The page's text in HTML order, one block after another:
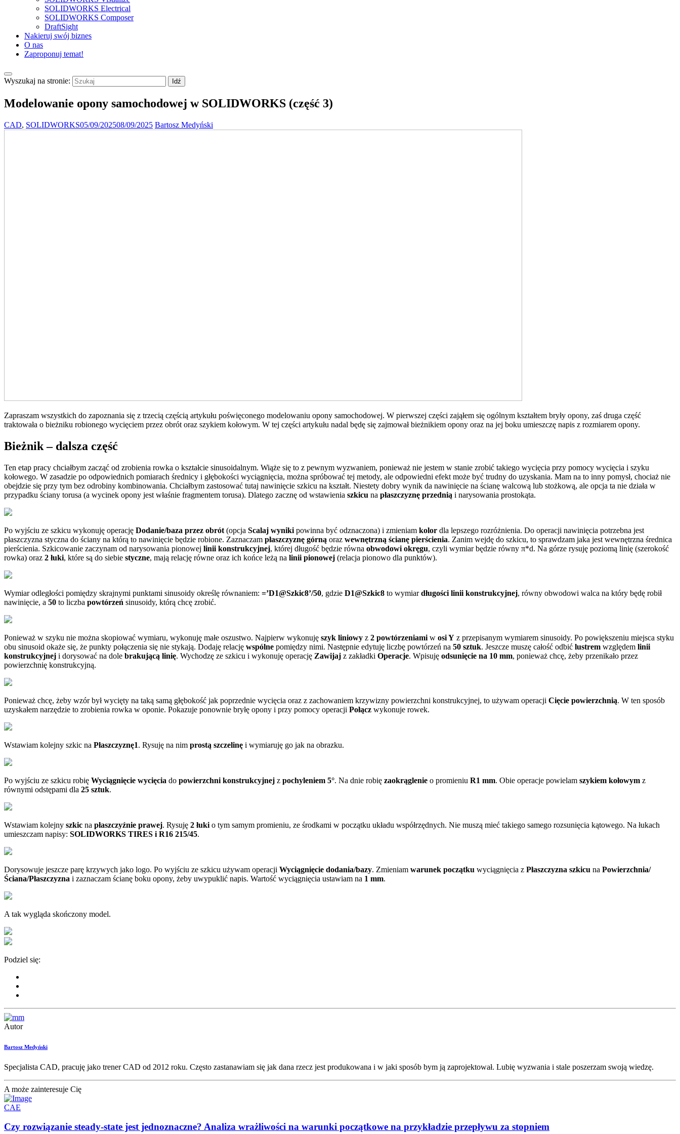
SOLIDWORKS Electrical
SOLIDWORKS Composer
DraftSight
Nakieruj swój biznes
O nas
Zaproponuj temat!
Wyszukaj na stronie:
Modelowanie opony samochodowej w SOLIDWORKS (część 3)
CAD, SOLIDWORKS05/09/202508/09/2025 Bartosz Medyński
Zapraszam wszystkich do zapoznania się z trzecią częścią artykułu poświęconego modelowaniu opony samochodowej. W pierwszej części zająłem się ogólnym kształtem bryły opony, zaś druga część
traktowała o bieżniku robionego wycięciem przez obrót oraz szykiem kołowym. W tej części artykułu nadal będę się zajmował bieżnikiem opony oraz na jej boku umieszczę napis z rozmiarem opony.
Bieżnik – dalsza część
Ten etap pracy chciałbym zacząć od zrobienia rowka o kształcie sinusoidalnym. Wiąże się to z pewnym wyzwaniem, ponieważ nie jestem w stanie zrobić takiego wycięcia przy pomocy wycięcia i szyku
kołowego. W zasadzie po odpowiednich pomiarach średnicy i głębokości wyciągnięcia, można spróbować tej metody, ale odpowiedni efekt może być trudny do uzyskania. Mam na to inny pomysł, chociaż nie
obejdzie się przy tym bez odrobiny kombinowania. Chciałbym zastosować tutaj nawinięcie szkicu na kształt. Niestety dobry wynik da nawinięcie na ścianę walcową lub stożkową, ale opcja ta nie działa w
przypadku ściany torusa (a wycinek opony jest właśnie fragmentem torusa). Dlatego zacznę od wstawienia szkicu na płaszczyznę przednią i narysowania prostokąta.
Po wyjściu ze szkicu wykonuję operację Dodanie/baza przez obrót (opcja Scalaj wyniki powinna być odznaczona) i zmieniam kolor dla lepszego rozróżnienia. Do operacji nawinięcia potrzebna jest
płaszczyzna styczna do ściany na którą to nawinięcie będzie robione. Zaznaczam płaszczyznę górną oraz wewnętrzną ścianę pierścienia. Zanim wejdę do szkicu, to sprawdzam jaka jest wewnętrzna średnica
pierścienia. Szkicowanie zaczynam od narysowania pionowej linii konstrukcyjnej, której długość będzie równa obwodowi okręgu, czyli wymiar będzie równy π*d. Na górze rysuję poziomą linię (szerokość
rowka) oraz 2 łuki, które są do siebie styczne, mają relację równe oraz ich końce leżą na linii pionowej (relacja pionowo dla punktów).
Wymiar odległości pomiędzy skrajnymi punktami sinusoidy określę równaniem: =’D1@Szkic8’/50, gdzie D1@Szkic8 to wymiardługości linii konstrukcyjnej, równy obwodowi walca na który będę robił
nawinięcie, a 50 to liczba powtórzeń sinusoidy, którą chcę zrobić.
Ponieważ w szyku nie można skopiować wymiaru, wykonuję małe oszustwo. Najpierw wykonuję szyk liniowy z 2 powtórzeniami w osi Y z przepisanym wymiarem sinusoidy. Po powiększeniu miejsca styku
obu sinusoid okaże się, że punkty połączenia się nie stykają. Dodaję relację wspólne pomiędzy nimi. Następnie edytuję liczbę powtórzeń na 50 sztuk. Jeszcze muszę całość odbić lustrem względem linii
konstrukcyjnej i dorysować na dole brakującą linię. Wychodzę ze szkicu i wykonuję operację Zawijaj z zakładki Operacje. Wpisuję odsunięcie na 10 mm, ponieważ chcę, żeby przenikało przez
powierzchnię konstrukcyjną.
Ponieważ chcę, żeby wzór był wycięty na taką samą głębokość jak poprzednie wycięcia oraz z zachowaniem krzywizny powierzchni konstrukcyjnej, to używam operacji Cięcie powierzchnią. W ten sposób
uzyskałem narzędzie to zrobienia rowka w oponie. Pokazuje ponownie bryłę opony i przy pomocy operacji Połącz wykonuje rowek.
Wstawiam kolejny szkic na Płaszczyznę1. Rysuję na nim prostą szczelinę i wymiaruję go jak na obrazku.
Po wyjściu ze szkicu robię Wyciągnięcie wycięcia do powierzchni konstrukcyjnej z pochyleniem 5°. Na dnie robię zaokrąglenie o promieniu R1 mm. Obie operacje powielam szykiem kołowym z
równymi odstępami dla 25 sztuk.
Wstawiam kolejny szkic na płaszczyźnie prawej. Rysuję 2 łuki o tym samym promieniu, ze środkami w początku układu współrzędnych. Nie muszą mieć takiego samego rozsunięcia kątowego. Na łukach
umieszczam napisy: SOLIDWORKS TIRES i R16 215/45.
Dorysowuje jeszcze parę krzywych jako logo. Po wyjściu ze szkicu używam operacji Wyciągnięcie dodania/bazy. Zmieniam warunek początku wyciągnięcia z Płaszczyzna szkicu na Powierzchnia/
Ściana/Płaszczyzna i zaznaczam ścianę boku opony, żeby uwypuklić napis. Wartość wyciągnięcia ustawiam na 1 mm.
A tak wygląda skończony model.
Podziel się:
Autor
Bartosz Medyński
Specjalista CAD, pracuję jako trener CAD od 2012 roku. Często zastanawiam się jak dana rzecz jest produkowana i w jaki sposób bym ją zaprojektował. Lubię wyzwania i stale poszerzam swoją wiedzę.
A może zainteresuje Cię
CAE
Czy rozwiązanie steady-state jest jednoznaczne? Analiza wrażliwości na warunki początkowe na przykładzie przepływu za stopniem